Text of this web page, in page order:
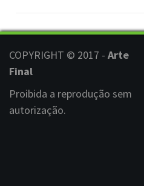
COPYRIGHT © 2017 - Arte
Final
Proibida a reprodução sem
autorização.